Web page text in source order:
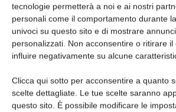
tecnologie permetterà a noi e ai nostri
personali come il comportamento durante
univoci su questo sito e di mostrare
personalizzati. Non acconsentire o ritirare il
influire negativamente su alcune
Clicca qui sotto per acconsentire a quanto
scelte dettagliate. Le tue scelte saranno
questo sito. È possibile modificare le
Edicola web